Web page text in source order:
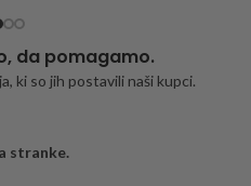
da pomagamo.
ki so jih postavili naši kupci.
stranke.